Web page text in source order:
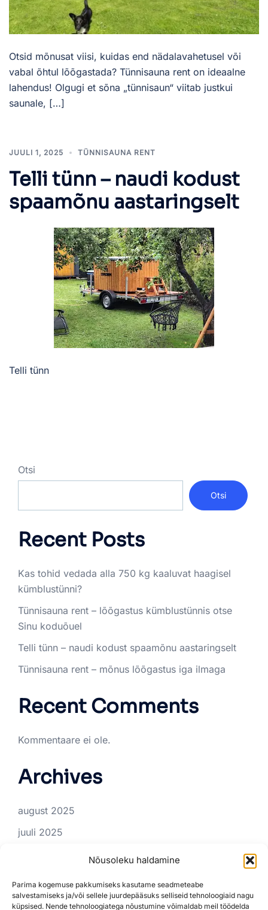
Nõusoleku haldamine
Parima kogemuse pakkumiseks kasutame seadmeteabe
salvestamiseks ja/või sellele juurdepääsuks selliseid tehnoloogiaid nagu
küpsised. Nende tehnoloogiatega nõustumine võimaldab meil töödelda
Otsid mõnusat viisi, kuidas end nädalavahetusel või
vabal õhtul lõõgastada? Tünnisauna rent on ideaalne
lahendus! Olgugi et sõna „tünnisaun“ viitab justkui
saunale, […]
JUULI 1, 2025 TÜNNISAUNA RENT
Telli tünn – naudi kodust
spaamõnu aastaringselt
Telli tünn
Otsi
Otsi
Recent Posts
Kas tohid vedada alla 750 kg kaaluvat haagisel
kümblustünni?
Tünnisauna rent – lõõgastus kümblustünnis otse
Sinu koduõuel
Telli tünn – naudi kodust spaamõnu aastaringselt
Tünnisauna rent – mõnus lõõgastus iga ilmaga
Recent Comments
Kommentaare ei ole.
Archives
august 2025
juuli 2025
Categories